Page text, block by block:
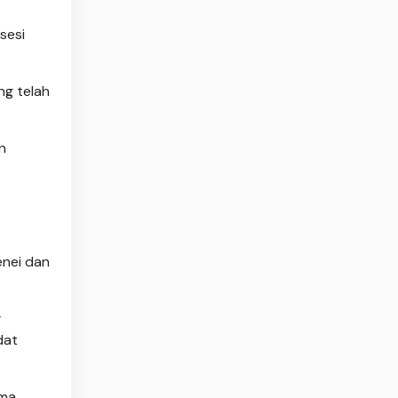
telah
dan